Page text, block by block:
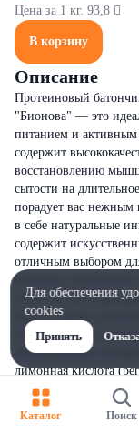
Цена за 1 кг. 93,8 
В корзину
Описание
Протеиновый
"Бионова" — это
питанием и
содержит
восстановлению
сытости на
порадует вас нежным
в себе натуральные
содержит
отличным выбором
комплекс (концентрат
белка, изолят
масло, свекла
полидекстрозы
ароматизаторы
лимонная кислота
сок черной моркови
Каталог Поиск
Для обеспечения
cookies
Принять